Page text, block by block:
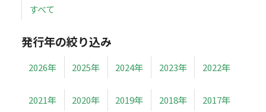
すべて
発行年の絞り込み
2026年 2025年 2024年 2023年 2022年
2021年 2020年 2019年 2018年 2017年